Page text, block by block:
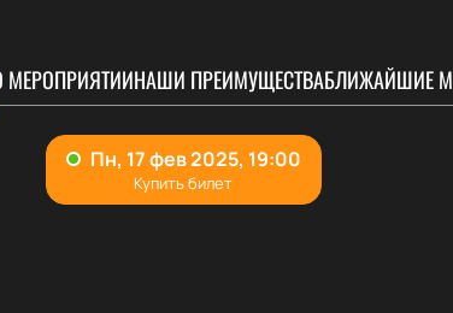
МЕРОПРИЯТИИНАШИ ПРЕИМУЩЕСТВАБЛИЖАЙШИЕ